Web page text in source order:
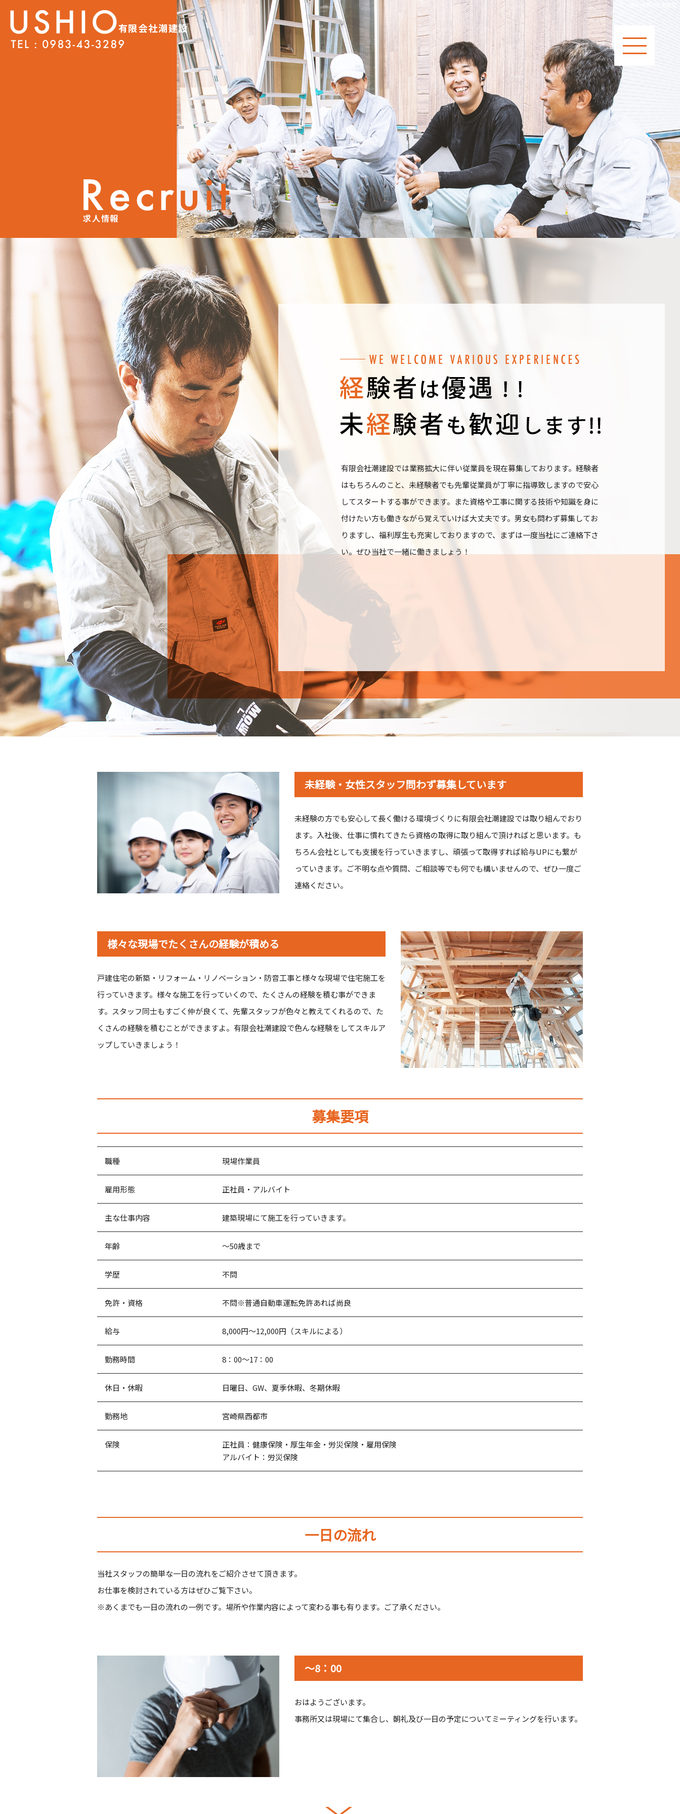
求人情報|有限会社潮建設
有限会社潮建設では業務拡大に伴い従業員を現在募集しております。経験者
はもちろんのこと、未経験者でも先輩従業員が丁寧に指導致しますので安心
してスタートする事ができます。また資格や工事に関する技術や知識を身に
付けたい方も働きながら覚えていけば大丈夫です。男女も問わず募集してお
りますし、福利厚生も充実しておりますので、まずは一度当社にご連絡下さ
い。ぜひ当社で一緒に働きましょう！
未経験・女性スタッフ問わず募集しています
未経験の方でも安心して長く働ける環境づくりに有限会社潮建設では取り組んでおり
ます。入社後、仕事に慣れてきたら資格の取得に取り組んで頂ければと思います。も
ちろん会社としても支援を行っていきますし、頑張って取得すれば給与UPにも繋が
っていきます。ご不明な点や質問、ご相談等でも何でも構いませんので、ぜひ一度ご
連絡ください。
様々な現場でたくさんの経験が積める
戸建住宅の新築・リフォーム・リノベーション・防音工事と様々な現場で住宅施工を
行っていきます。様々な施工を行っていくので、たくさんの経験を積む事ができま
す。スタッフ同士もすごく仲が良くて、先輩スタッフが色々と教えてくれるので、た
くさんの経験を積むことができますよ。有限会社潮建設で色んな経験をしてスキルア
ップしていきましょう！
募集要項
職種 現場作業員
雇用形態 正社員・アルバイト
主な仕事内容 建築現場にて施工を行っていきます。
年齢 ～50歳まで
学歴 不問
免許・資格 不問※普通自動車運転免許あれば尚良
給与 8,000円～12,000円（スキルによる）
勤務時間 8：00～17：00
休日・休暇 日曜日、GW、夏季休暇、冬期休暇
勤務地 宮崎県西都市
保険
正社員：健康保険・厚生年金・労災保険・雇用保険
アルバイト：労災保険
一日の流れ
当社スタッフの簡単な一日の流れをご紹介させて頂きます。
お仕事を検討されている方はぜひご覧下さい。
※あくまでも一日の流れの一例です。場所や作業内容によって変わる事も有ります。ご了承ください。
～8：00
おはようございます。
事務所又は現場にて集合し、朝礼及び一日の予定についてミーティングを行います。